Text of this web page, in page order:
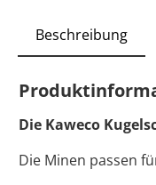
Beschreibung
Die Kaweco
Die Minen passen